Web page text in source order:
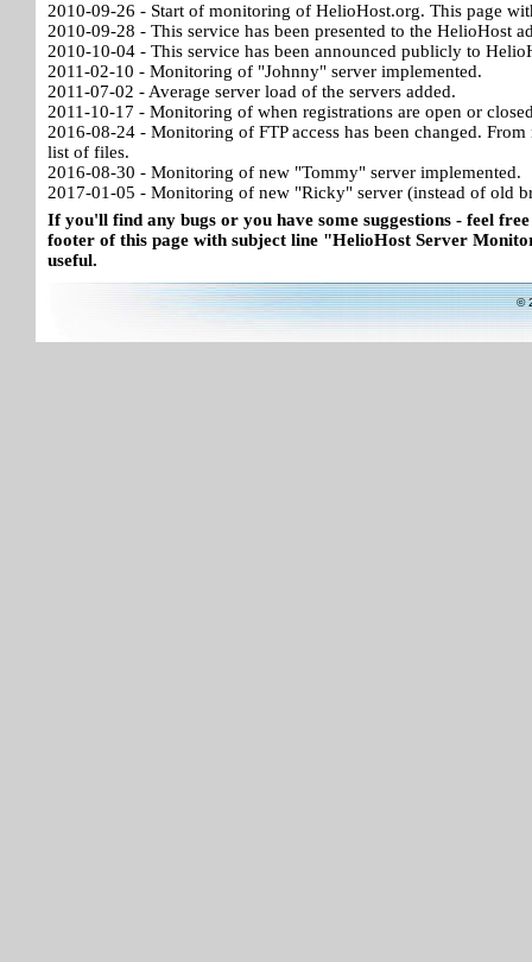
2010-09-26 - Start of monitoring of HelioHost.org. This page
2010-09-28 - This service has been presented to the HelioHost
2010-10-04 - This service has been announced publicly to
2011-02-10 - Monitoring of "Johnny" server implemented.
2011-07-02 - Average server load of the servers added.
2011-10-17 - Monitoring of when registrations are open or
2016-08-24 - Monitoring of FTP access has been changed.
list of files.
2016-08-30 - Monitoring of new "Tommy" server implemented.
2017-01-05 - Monitoring of new "Ricky" server (instead of old
If you'll find any bugs or you have some suggestions - feel
footer of this page with subject line "HelioHost Server
useful.
©